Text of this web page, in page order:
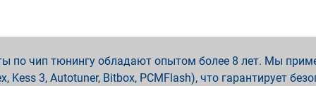
по чип тюнингу обладают опытом более 8 лет. Мы
Kess 3, Autotuner, Bitbox, PCMFlash), что гарантирует